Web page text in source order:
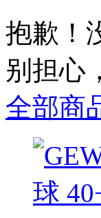
抱歉！
别担心
全部商